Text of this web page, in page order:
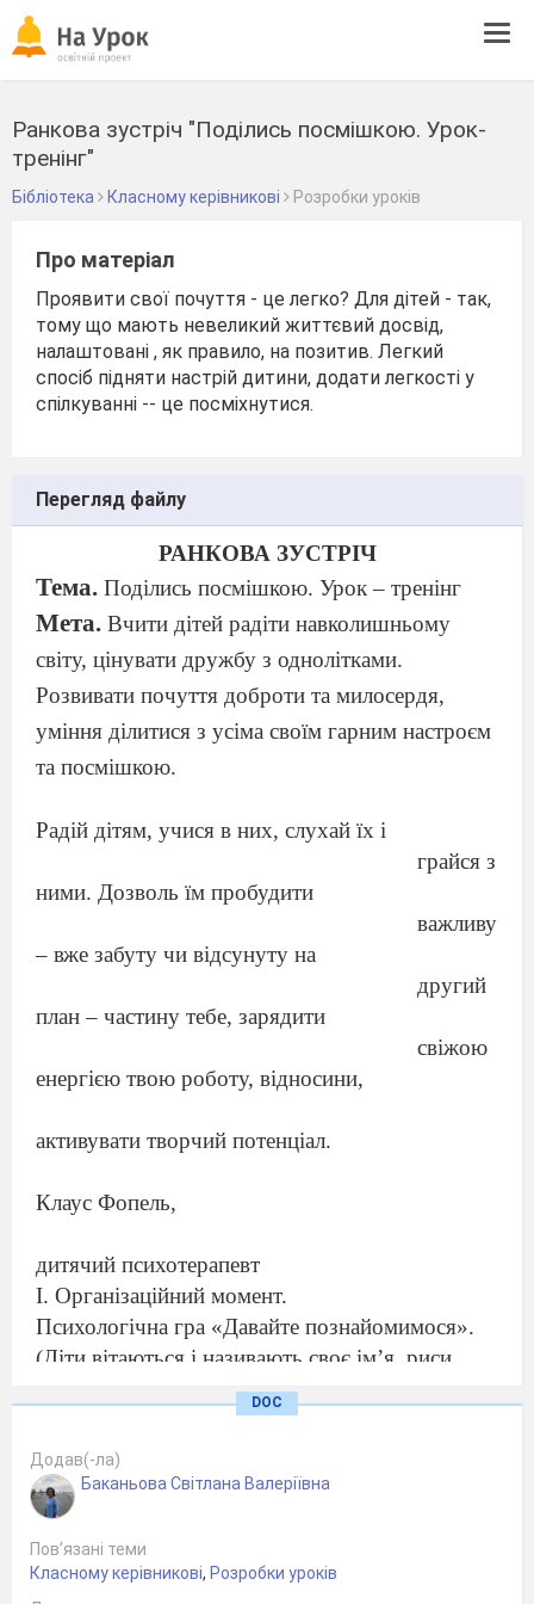
Ранкова зустріч "Поділись посмішкою. Урок-
тренінг"
Бібліотека Класному керівникові Розробки уроків
Про матеріал
Проявити свої почуття - це легко? Для дітей - так,
тому що мають невеликий життєвий досвід,
налаштовані , як правило, на позитив. Легкий
спосіб підняти настрій дитини, додати легкості у
спілкуванні -- це посміхнутися.
Перегляд файлу
РАНКОВА ЗУСТРІЧ
Тема. Поділись посмішкою. Урок – тренінг
Мета. Вчити дітей радіти навколишньому
світу, цінувати дружбу з однолітками.
Розвивати почуття доброти та милосердя,
уміння ділитися з усіма своїм гарним настроєм
та посмішкою.
Радій дітям, учися в них, слухай їх і
грайся з
ними. Дозволь їм пробудити
важливу
– вже забуту чи відсунуту на
другий
план – частину тебе, зарядити
свіжою
енергією твою роботу, відносини,
активувати творчий потенціал.
Клаус Фопель,
дитячий психотерапевт
І. Організаційний момент.
Психологічна гра «Давайте познайомимося».
(Діти вітаються і називають своє ім’я, риси
ІІ. Тренінгове заняття.
Ми всі з вами різні, але нас об’єднує
дуже багато речей.
Потрібно з усіма находити спільну мову,
учитися домовлятися за допомогою слів.
DOC
Додав(-ла)
Баканьова Світлана Валеріївна
Пов’язані теми
Класному керівникові, Розробки уроків